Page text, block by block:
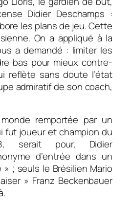
Didier Deschamps :
les plans de jeu. Cette
On a appliqué à la
a demandé : limiter les
bas pour mieux contre-
reflète sans doute l’état
admiratif de son coach,
remportée par un
fut joueur et champion du
serait pour, Didier
d’entrée dans un
; seuls le Brésilien Mario
» Franz Beckenbauer